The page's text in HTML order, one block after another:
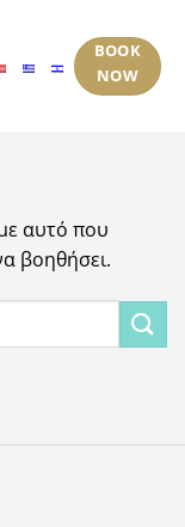
BOOK
NOW
αυτό που
βοηθήσει.